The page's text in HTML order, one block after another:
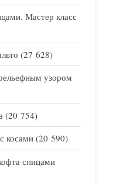
Мастер класс
(27 628)
узором
(20 754)
косами (20 590)
спицами